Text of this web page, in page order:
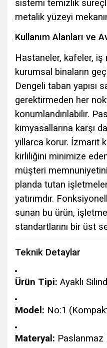
sistemi temizlik
metalik yüzeyi
Kullanım Alanları ve
Hastaneler, kafeler,
kurumsal binaların
Dengeli taban yapısı
gerektirmeden her
konumlandırılabilir.
kimyasallarına karşı
yıllarca korur. İzmarit
kirliliğini minimize
müşteri
planda tutan
yatırımdır.
sunan bu ürün,
standartlarını bir üst
Teknik Detaylar
Ürün Tipi: Ayaklı
Model: No:1
Materyal: Paslanmaz